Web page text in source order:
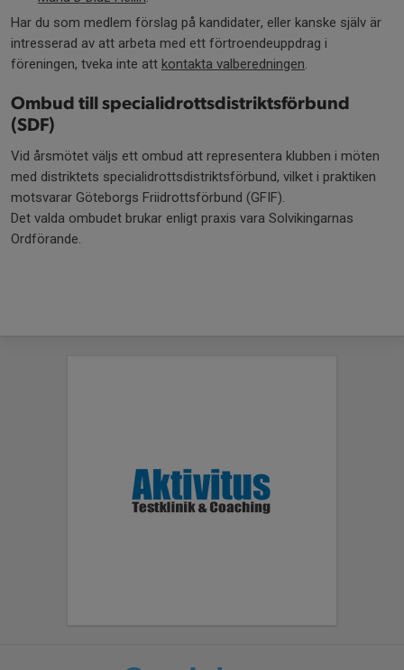
Har du som medlem förslag på kandidater, eller kanske själv är
intresserad av att arbeta med ett förtroendeuppdrag i
föreningen, tveka inte att kontakta valberedningen.
Ombud till specialidrottsdistriktsförbund
(SDF)
Vid årsmötet väljs ett ombud att representera klubben i möten
med distriktets special­idrottsdistriktsförbund, vilket i praktiken
motsvarar Göteborgs Friidrottsförbund (GFIF).
Det valda ombudet brukar enligt praxis vara Solvikingarnas
Ordförande.